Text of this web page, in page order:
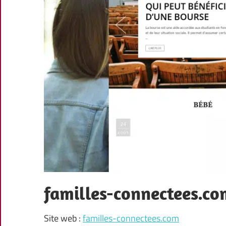
familles-
Site web :familles-connectees.com